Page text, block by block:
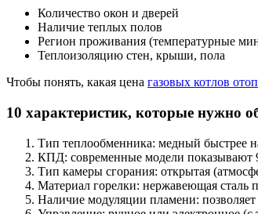
Количество окон и дверей
Наличие теплых полов
Регион проживания (температурные
Теплоизоляцию стен, крыши, пола
Чтобы понять, какая цена газовых котлов
10 характеристик, которые нужно
Тип теплообменника: медный быстрее
КПД: современные модели показывают
Тип камеры сгорания: открытая
Материал горелки: нержавеющая сталь
Наличие модуляции пламени: позволяет